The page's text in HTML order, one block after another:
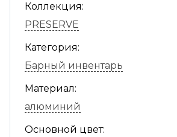
Коллекция:
PRESERVE
Категория:
Барный инвентарь
Материал:
алюминий
Основной цвет: